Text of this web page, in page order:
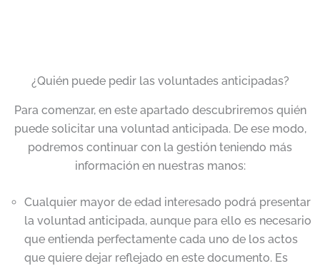
¿Quién puede pedir las voluntades anticipadas?
Para comenzar, en este apartado descubriremos quién
puede solicitar una voluntad anticipada. De ese modo,
podremos continuar con la gestión teniendo más
información en nuestras manos:
Cualquier mayor de edad interesado podrá presentar
la voluntad anticipada, aunque para ello es necesario
que entienda perfectamente cada uno de los actos
que quiere dejar reflejado en este documento. Es